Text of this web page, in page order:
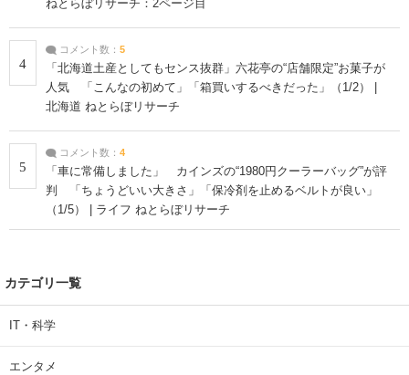
ねとらぼリサーチ：2ページ目
4
コメント数： 5
「北海道土産としてもセンス抜群」六花亭の“店舗限定”お菓子が
人気 「こんなの初めて」「箱買いするべきだった」（1/2） |
北海道 ねとらぼリサーチ
5
コメント数： 4
「車に常備しました」 カインズの“1980円クーラーバッグ”が評
判 「ちょうどいい大きさ」「保冷剤を止めるベルトが良い」
（1/5） | ライフ ねとらぼリサーチ
カテゴリ一覧
IT・科学
エンタメ